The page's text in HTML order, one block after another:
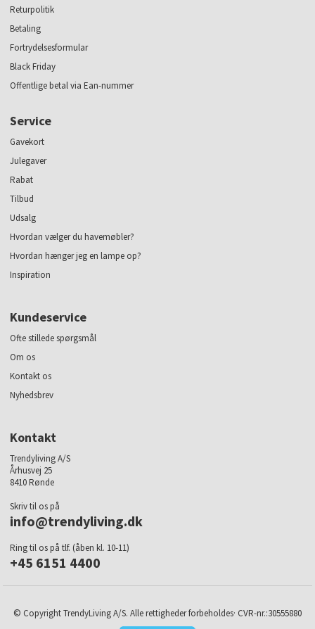
Returpolitik
Betaling
Fortrydelsesformular
Black Friday
Offentlige betal via Ean-nummer
Service
Gavekort
Julegaver
Rabat
Tilbud
Udsalg
Hvordan vælger du havemøbler?
Hvordan hænger jeg en lampe op?
Inspiration
Kundeservice
Ofte stillede spørgsmål
Om os
Kontakt os
Nyhedsbrev
Kontakt
Trendyliving A/S
Århusvej 25
8410 Rønde
Skriv til os på
info@trendyliving.dk
Ring til os på tlf. (åben kl. 10-11)
+45 6151 4400
© Copyright TrendyLiving A/S. Alle rettigheder forbeholdes· CVR-nr.:30555880